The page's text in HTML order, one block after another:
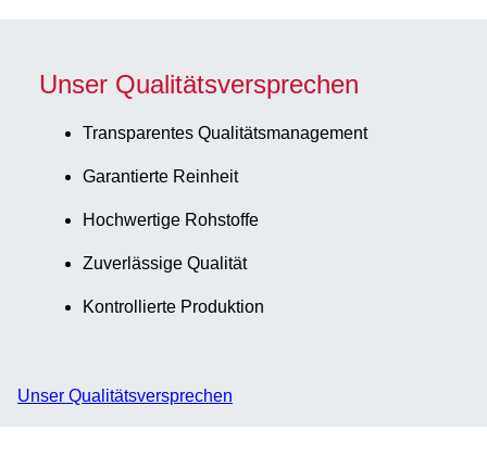
Unser Qualitätsversprechen
Transparentes Qualitätsmanagement
Garantierte Reinheit
Hochwertige Rohstoffe
Zuverlässige Qualität
Kontrollierte Produktion
Unser Qualitätsversprechen